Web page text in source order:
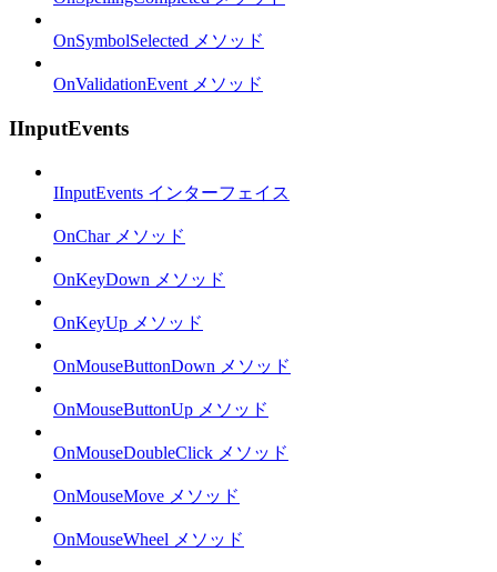
OnSymbolSelected メソッド
OnValidationEvent メソッド
IInputEvents
IInputEvents インターフェイス
OnChar メソッド
OnKeyDown メソッド
OnKeyUp メソッド
OnMouseButtonDown メソッド
OnMouseButtonUp メソッド
OnMouseDoubleClick メソッド
OnMouseMove メソッド
OnMouseWheel メソッド